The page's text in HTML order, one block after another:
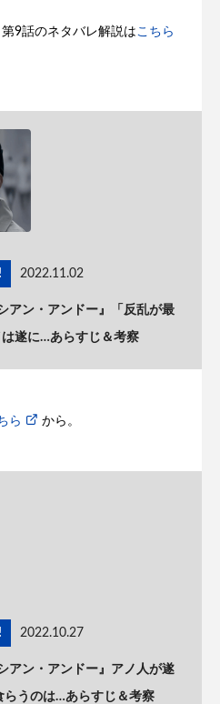
9話のネタバレ解説はこちら
2022.11.02
アン・アンドー』「反乱が最
遂に…あらすじ＆考察
ら から。
2022.10.27
アン・アンドー』アノ人が遂
らうのは…あらすじ＆考察